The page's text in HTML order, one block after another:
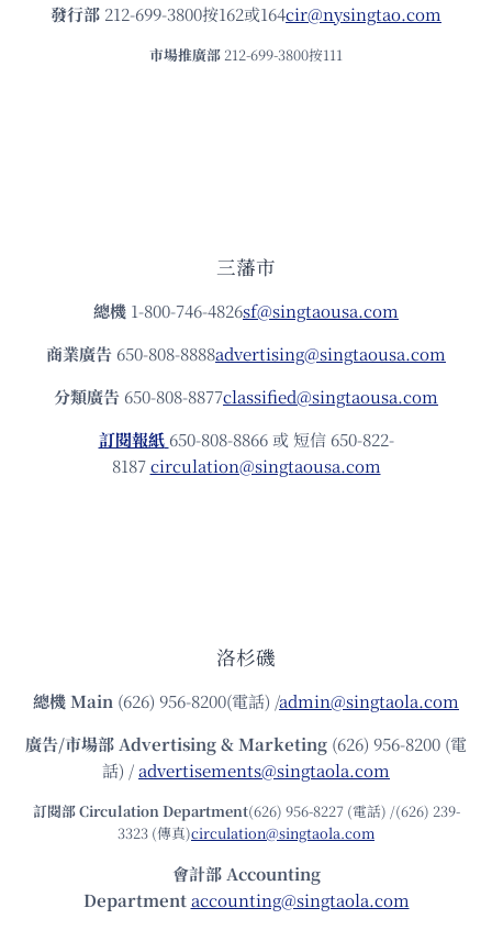
發⾏部 212-699-3800按162或164cir@nysingtao.com
市場推廣部 212-699-3800按111
三藩市
總機 1-800-746-4826sf@singtaousa.com
商業廣告 650-808-8888advertising@singtaousa.com
分類廣告 650-808-8877classified@singtaousa.com
訂閱報紙 650-808-8866 或 短信 650-822-
8187circulation@singtaousa.com
洛杉磯
總機Main (626) 956-8200(電話) /admin@singtaola.com
廣告/市場部Advertising & Marketing (626) 956-8200 (電
話) /advertisements@singtaola.com
訂閱部 Circulation Department(626) 956-8227 (電話) /(626) 239-
3323 (傳真)circulation@singtaola.com
會計部 Accounting
Department accounting@singtaola.com